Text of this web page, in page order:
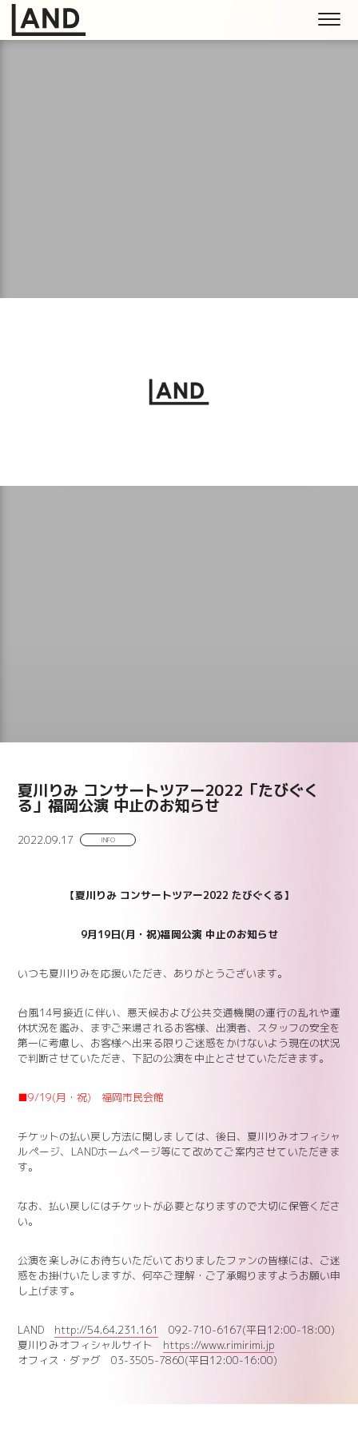
夏川りみ コンサートツアー2022「たびぐく
る」福岡公演 中止のお知らせ
2022.09.17 INFO
【夏川りみ コンサートツアー2022 たびぐくる】
9月19日(月・祝)福岡公演 中止のお知らせ
いつも夏川りみを応援いただき、ありがとうございます。
台風14号接近に伴い、悪天候および公共交通機関の運行の乱れや運
休状況を鑑み、まずご来場されるお客様、出演者、スタッフの安全を
第一に考慮し、お客様へ出来る限りご迷惑をかけないよう現在の状況
で判断させていただき、下記の公演を中止とさせていただきます。
■9/19(月・祝) 福岡市民会館
チケットの払い戻し方法に関しましては、後日、夏川りみオフィシャ
ルページ、LANDホームページ等にて改めてご案内させていただきま
す。
なお、払い戻しにはチケットが必要となりますので大切に保管くださ
い。
公演を楽しみにお待ちいただいておりましたファンの皆様には、ご迷
惑をお掛けいたしますが、何卒ご理解・ご了承賜りますようお願い申
し上げます。
LAND http://54.64.231.161
092-710-6167(平日12:00-18:00)
夏川りみオフィシャルサイト https://www.rimirimi.jp
オフィス・ダァグ 03-3505-7860(平日12:00-16:00)